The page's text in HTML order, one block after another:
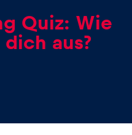
Quiz: Wie
aus?